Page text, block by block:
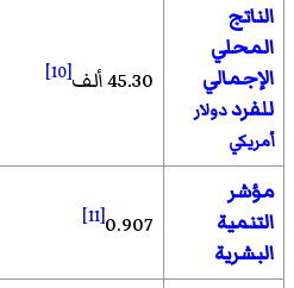
الناتج
المحلي
الإجمالي
للفرددولار
أمريكي
45.30 ألف [10]
مؤشر
التنمية
البشرية
0.907
[11]